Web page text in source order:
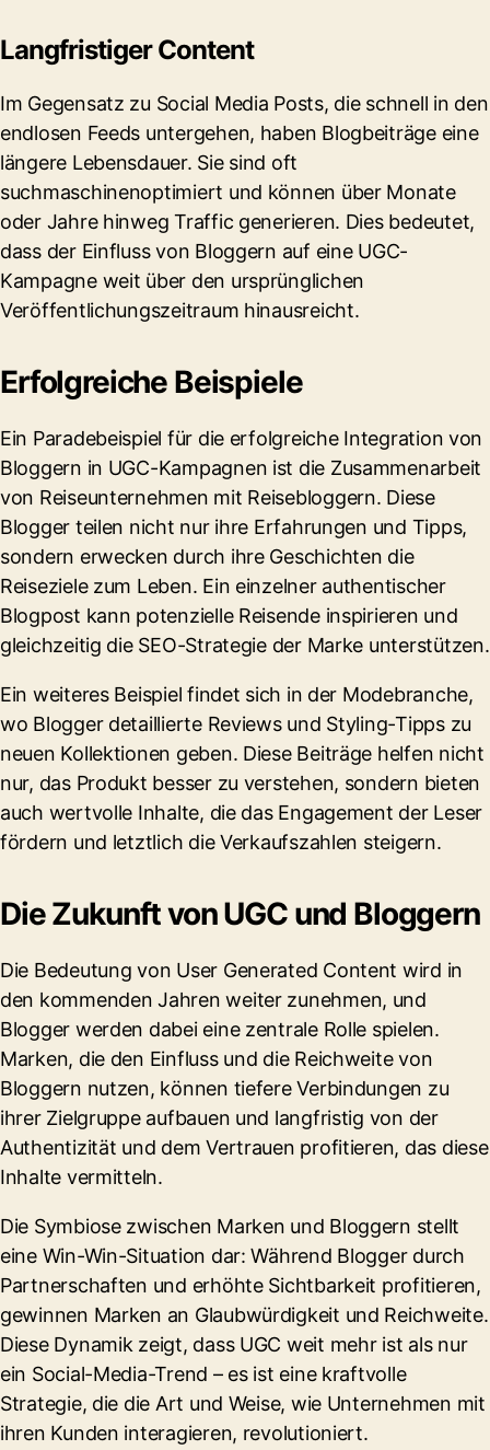
Langfristiger Content
Im Gegensatz zu Social Media Posts, die schnell in den
endlosen Feeds untergehen, haben Blogbeiträge eine
längere Lebensdauer. Sie sind oft
suchmaschinenoptimiert und können über Monate
oder Jahre hinweg Traffic generieren. Dies bedeutet,
dass der Einfluss von Bloggern auf eine UGC-
Kampagne weit über den ursprünglichen
Veröffentlichungszeitraum hinausreicht.
Erfolgreiche Beispiele
Ein Paradebeispiel für die erfolgreiche Integration von
Bloggern in UGC-Kampagnen ist die Zusammenarbeit
von Reiseunternehmen mit Reisebloggern. Diese
Blogger teilen nicht nur ihre Erfahrungen und Tipps,
sondern erwecken durch ihre Geschichten die
Reiseziele zum Leben. Ein einzelner authentischer
Blogpost kann potenzielle Reisende inspirieren und
gleichzeitig die SEO-Strategie der Marke unterstützen.
Ein weiteres Beispiel findet sich in der Modebranche,
wo Blogger detaillierte Reviews und Styling-Tipps zu
neuen Kollektionen geben. Diese Beiträge helfen nicht
nur, das Produkt besser zu verstehen, sondern bieten
auch wertvolle Inhalte, die das Engagement der Leser
fördern und letztlich die Verkaufszahlen steigern.
Die Zukunft von UGC und Bloggern
Die Bedeutung von User Generated Content wird in
den kommenden Jahren weiter zunehmen, und
Blogger werden dabei eine zentrale Rolle spielen.
Marken, die den Einfluss und die Reichweite von
Bloggern nutzen, können tiefere Verbindungen zu
ihrer Zielgruppe aufbauen und langfristig von der
Authentizität und dem Vertrauen profitieren, das diese
Inhalte vermitteln.
Die Symbiose zwischen Marken und Bloggern stellt
eine Win-Win-Situation dar: Während Blogger durch
Partnerschaften und erhöhte Sichtbarkeit profitieren,
gewinnen Marken an Glaubwürdigkeit und Reichweite.
Diese Dynamik zeigt, dass UGC weit mehr ist als nur
ein Social-Media-Trend – es ist eine kraftvolle
Strategie, die die Art und Weise, wie Unternehmen mit
ihren Kunden interagieren, revolutioniert.